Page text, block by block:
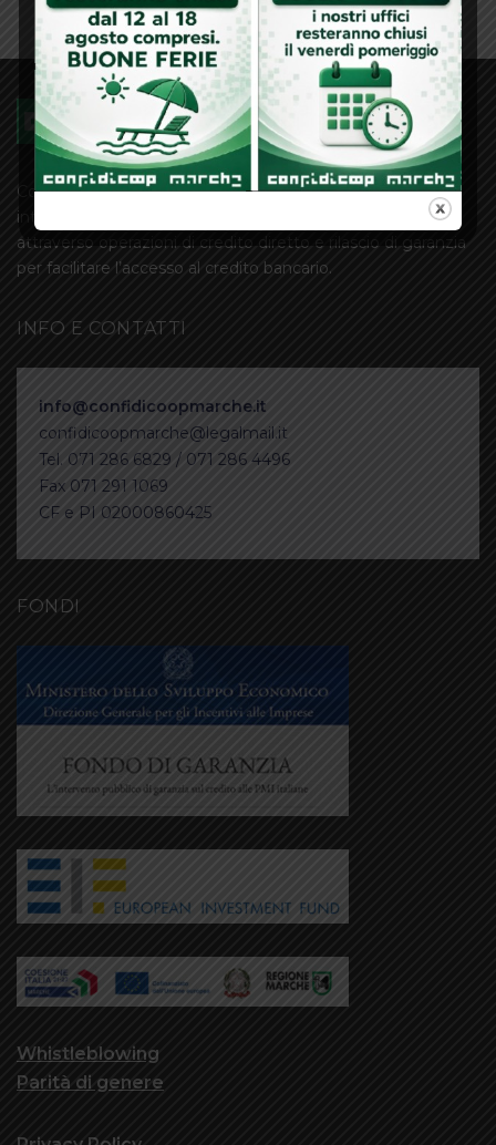
Confidicoop Marche Società Cooperativa è un soggetto
intersettoriale che interviene a favore delle Imprese
attraverso operazioni di credito diretto e rilascio di garanzia
per facilitare l’accesso al credito bancario.
INFO E CONTATTI
info@confidicoopmarche.it
confidicoopmarche@legalmail.it
Tel. 071 286 6829 / 071 286 4496
Fax 071 291 1069
CF e PI 02000860425
FONDI
Whistleblowing
Parità di genere